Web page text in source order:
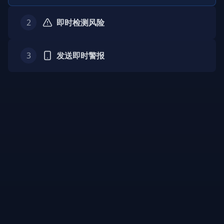
2 即时检测风险
3 发送即时警报